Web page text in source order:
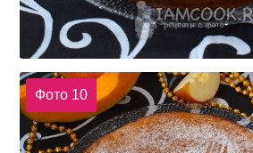
Фото 10